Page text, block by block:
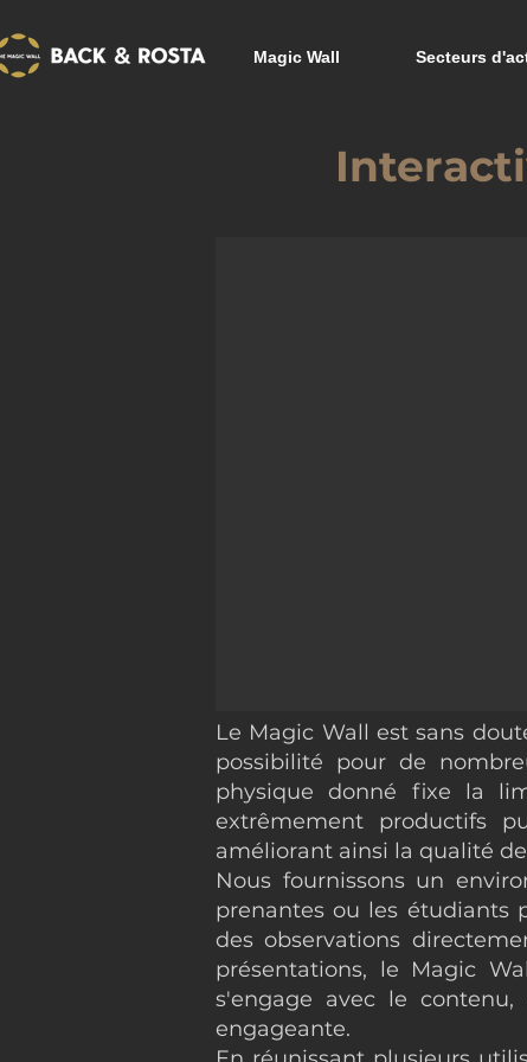
Magic Wall Secteurs
Le Magic Wall est sans
possibilité pour de
physique donné fixe la
extrêmement productifs
améliorant ainsi la qualité
Nous fournissons un
prenantes ou les étudiants
des observations
présentations, le Magic
s'engage avec le
engageante.